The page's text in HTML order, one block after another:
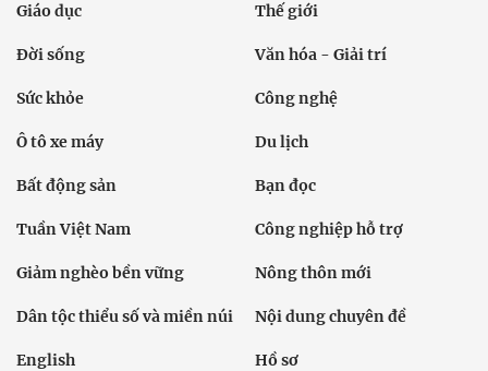
Giáo dục Thế giới
Đời sống Văn hóa - Giải trí
Sức khỏe Công nghệ
Ô tô xe máy Du lịch
Bất động sản Bạn đọc
Tuần Việt Nam Công nghiệp hỗ trợ
Giảm nghèo bền vững Nông thôn mới
Dân tộc thiểu số và miền núi Nội dung chuyên đề
English Hồ sơ